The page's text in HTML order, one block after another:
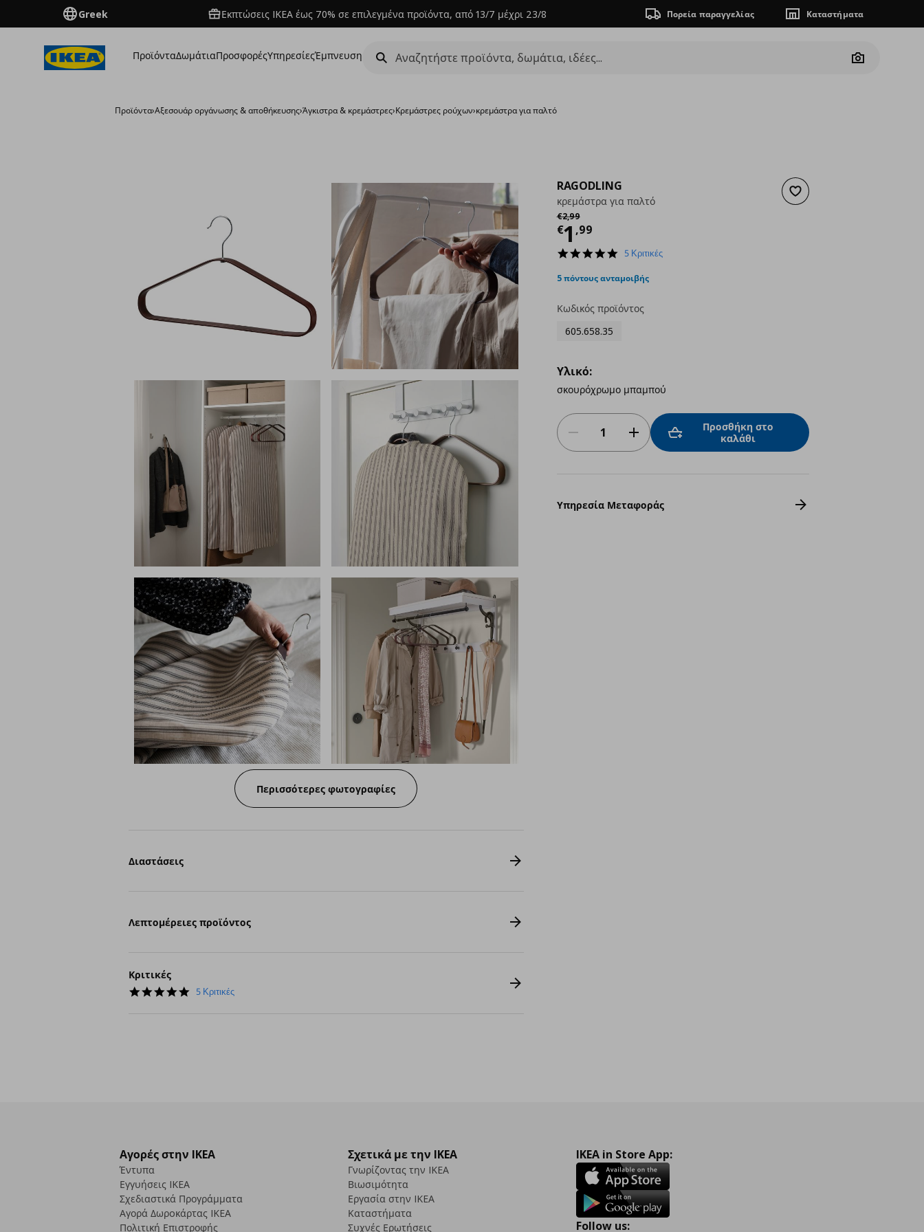
Greek Εκπτώσεις IKEA έως 70% σε επιλεγμένα προϊόντα, από 13/7 μέχρι 23/8 Πορεία παραγγελίας Καταστήματα
ΠροϊόνταΔωμάτιαΠροσφορέςΥπηρεσίεςΈμπνευση
Camera
Προϊόντα›Aξεσουάρ οργάνωσης & αποθήκευσης›Άγκιστρα & κρεμάστρες›Κρεμάστρες ρούχων›κρεμάστρα για παλτό
Περισσότερες φωτογραφίες
Προσθήκη στα αγαπημένα
RAGODLING
κρεμάστρα για παλτό
€2,99
Αρχική τιμή
€1 ,99
Τρέχουσα τιμή
4.8
rating
5 Κριτικές
5 πόντους ανταμοιβής
Κωδικός προϊόντος
605.658.35
Υλικό:
σκουρόχρωμο μπαμπού
Προσθήκη στο
καλάθι
Υπηρεσία Μεταφοράς
Διαστάσεις
Λεπτομέρειες προϊόντος
Κριτικές
4.8
5 Κριτικές
Αγορές στην IKEA
Έντυπα
Εγγυήσεις IKEA
Σχεδιαστικά Προγράμματα
Αγορά Δωρoκάρτας IKEA
Πολιτική Επιστροφής
Σχετικά με την IKEA
Γνωρίζοντας την IKEA
Βιωσιμότητα
Εργασία στην IKEA
Καταστήματα
Συχνές Ερωτήσεις
IKEA in Store App:
Follow us: